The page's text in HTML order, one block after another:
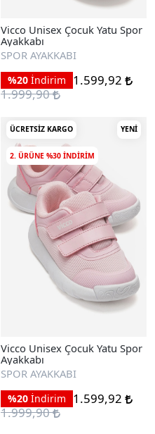
Vicco Unisex Çocuk Yatu Spor
Ayakkabı
SPOR AYAKKABI
%20 İndirim
1.599,92
1.999,90
ÜCRETSIZ KARGO YENI
2. ÜRÜNE %30 INDIRIM
Vicco Unisex Çocuk Yatu Spor
Ayakkabı
SPOR AYAKKABI
%20 İndirim
1.599,92
1.999,90